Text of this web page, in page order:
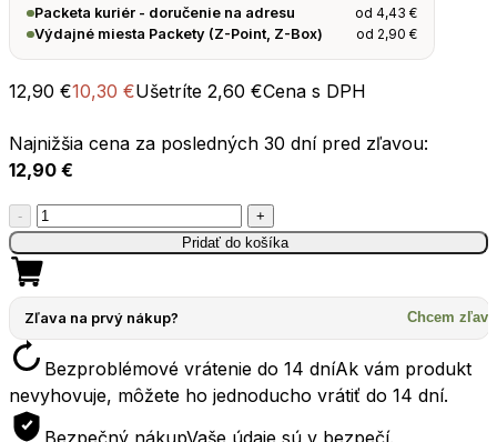
Packeta kuriér - doručenie na adresu
od4,43€
Výdajné miesta Packety (Z-Point, Z-Box)
od 2,90€
12,90 €10,30 €Ušetríte 2,60 €Cena s DPH
Najnižšia cena za posledných 30 dní pred zľavou:
12,90 €
-
množstvo
Tanier
SEATOSUMMIT
Passage
Plate
1020ml
oranžová
+
Pridať do košíka
Zľava na prvý nákup? Chcem zľavu
Bezproblémové vrátenie do 14 dníAk vám produkt
nevyhovuje, môžete ho jednoducho vrátiť do 14 dní.
Bezpečný nákupVaše údaje sú v bezpečí.